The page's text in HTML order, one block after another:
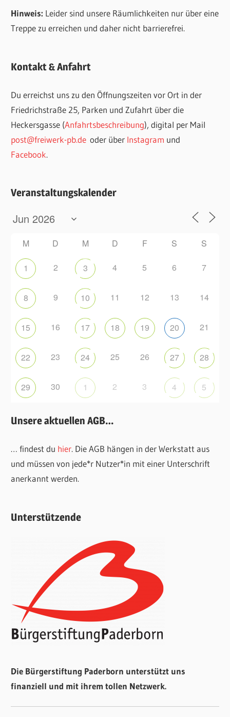
Hinweis: Leider sind unsere Räumlichkeiten nur über eine
Treppe zu erreichen und daher nicht barrierefrei.
Kontakt & Anfahrt
Du erreichst uns zu den Öffnungszeiten vor Ort in der
Friedrichstraße 25, Parken und Zufahrt über die
Heckersgasse (Anfahrtsbeschreibung), digital per Mail
post@freiwerk-pb.de oder über Instagram und
Facebook.
Veranstaltungskalender
M D M D F S S
1 2 3 4 5 6 7
8 9 10 11 12 13 14
15 16 17 18 19 20 21
22 23 24 25 26 27 28
29 30 1 2 3 4 5
Unsere aktuellen AGB…
… findest du hier. Die AGB hängen in der Werkstatt aus
und müssen von jede*r Nutzer*in mit einer Unterschrift
anerkannt werden.
Unterstützende
Die Bürgerstiftung Paderborn unterstützt uns
finanziell und mit ihrem tollen Netzwerk.